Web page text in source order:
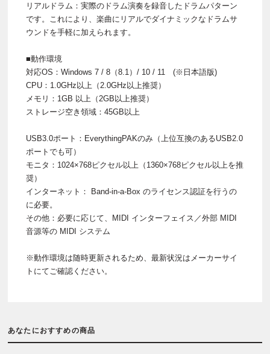
リアルドラム：実際のドラム演奏を録音したドラムパターン
です。これにより、楽曲にリアルでダイナミックなドラムサ
ウンドを手軽に加えられます。
■動作環境
対応OS：Windows 7 / 8（8.1）/ 10 / 11 (※日本語版)
CPU：1.0GHz以上（2.0GHz以上推奨）
メモリ：1GB 以上（2GB以上推奨）
ストレージ空き領域：45GB以上
USB3.0ポート：EverythingPAKのみ（上位互換のあるUSB2.0
ポートでも可）
モニタ：1024×768ピクセル以上（1360×768ピクセル以上を推
奨）
インターネット： Band-in-a-Box のライセンス認証を行うの
に必要。
その他：必要に応じて、MIDI インターフェイス／外部 MIDI
音源等の MIDI システム
※動作環境は随時更新されるため、最新状況はメーカーサイ
トにてご確認ください。
あなたにおすすめの商品